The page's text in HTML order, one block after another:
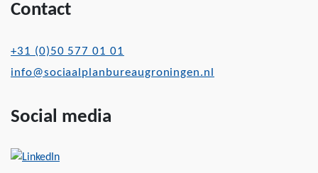
Contact
+31 (0)50 577 01 01
info@sociaalplanbureaugroningen.nl
Social media